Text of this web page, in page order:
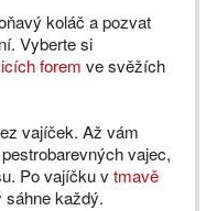
koláč a pozvat
Vyberte si
forem ve svěžích
vajíček. Až vám
vajec,
Po vajíčku vtmavě
každý.